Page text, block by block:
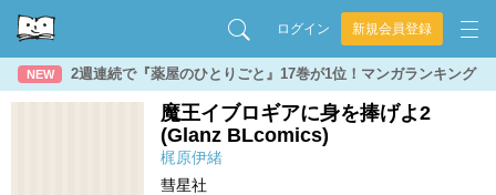
ログイン 新規会員登録
NEW 2週連続で『薬屋のひとりごと』17巻が1位！マンガランキング
魔王イブロギアに身を捧げよ2
(Glanz BLcomics)
梶原伊緒
彗星社